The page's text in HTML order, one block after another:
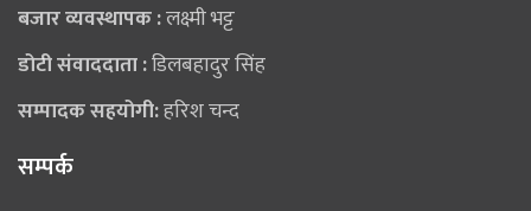
बजार व्यवस्थापक :लक्ष्मी भट्ट
डोटी संवाददाता :डिलबहादुर सिंह
सम्पादक सहयोगी:हरिश चन्द
सम्पर्क